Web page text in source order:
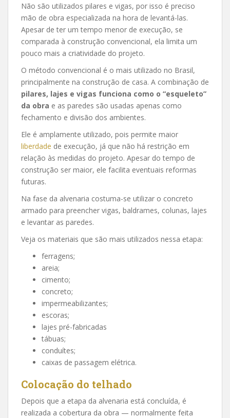
Não são utilizados pilares e vigas, por isso é preciso
mão de obra especializada na hora de levantá-las.
Apesar de ter um tempo menor de execução, se
comparada à construção convencional, ela limita um
pouco mais a criatividade do projeto.
O método convencional é o mais utilizado no Brasil,
principalmente na construção de casa. A combinação de
pilares, lajes e vigas funciona como o “esqueleto”
da obra e as paredes são usadas apenas como
fechamento e divisão dos ambientes.
Ele é amplamente utilizado, pois permite maior
liberdade de execução, já que não há restrição em
relação às medidas do projeto. Apesar do tempo de
construção ser maior, ele facilita eventuais reformas
futuras.
Na fase da alvenaria costuma-se utilizar o concreto
armado para preencher vigas, baldrames, colunas, lajes
e levantar as paredes.
Veja os materiais que são mais utilizados nessa etapa:
ferragens;
areia;
cimento;
concreto;
impermeabilizantes;
escoras;
lajes pré-fabricadas
tábuas;
conduítes;
caixas de passagem elétrica.
Colocação do telhado
Depois que a etapa da alvenaria está concluída, é
realizada a cobertura da obra — normalmente feita